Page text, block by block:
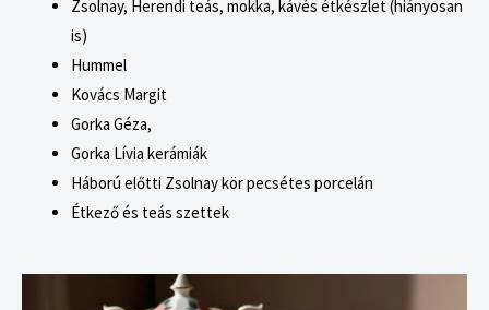
Zsolnay, Herendi teás, mokka, kávés étkészlet (hiányosan
is)
Hummel
Kovács Margit
Gorka Géza,
Gorka Lívia kerámiák
Háború előtti Zsolnay kör pecsétes porcelán
Étkező és teás szettek